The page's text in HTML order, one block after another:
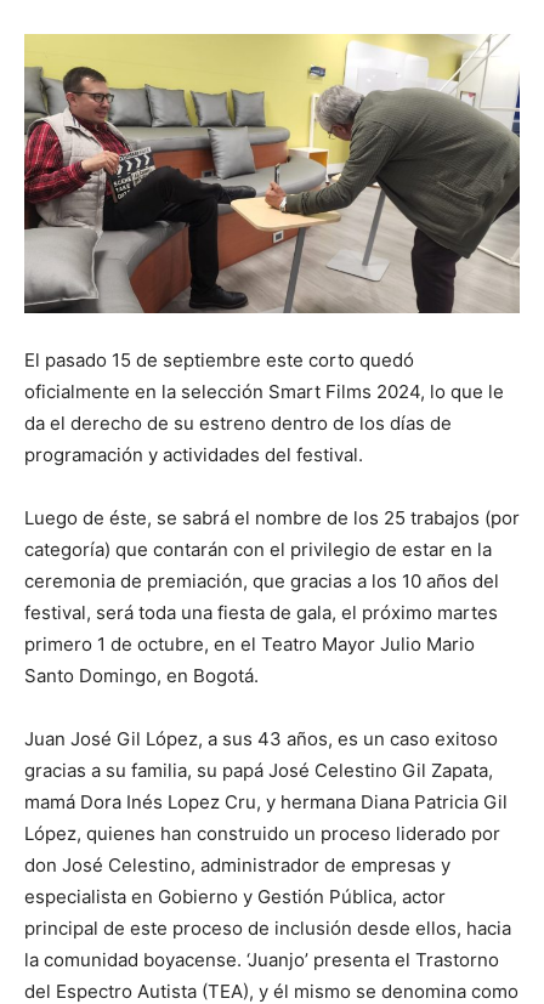
El pasado 15 de septiembre este corto quedó
oficialmente en la selección Smart Films 2024, lo que le
da el derecho de su estreno dentro de los días de
programación y actividades del festival.
Luego de éste, se sabrá el nombre de los 25 trabajos (por
categoría) que contarán con el privilegio de estar en la
ceremonia de premiación, que gracias a los 10 años del
festival, será toda una fiesta de gala, el próximo martes
primero 1 de octubre, en el Teatro Mayor Julio Mario
Santo Domingo, en Bogotá.
Juan José Gil López, a sus 43 años, es un caso exitoso
gracias a su familia, su papá José Celestino Gil Zapata,
mamá Dora Inés Lopez Cru, y hermana Diana Patricia Gil
López, quienes han construido un proceso liderado por
don José Celestino, administrador de empresas y
especialista en Gobierno y Gestión Pública, actor
principal de este proceso de inclusión desde ellos, hacia
la comunidad boyacense. ‘Juanjo’ presenta el Trastorno
del Espectro Autista (TEA), y él mismo se denomina como